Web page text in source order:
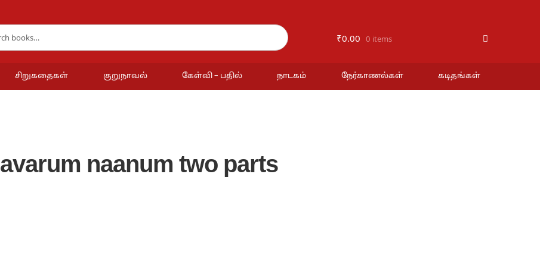
₹0.00 0 items
சிறுகதைகள் குறுநாவல் கேள்வி – பதில் நாடகம் நேர்காணல்கள் கடிதங்கள்
avarum naanum two parts